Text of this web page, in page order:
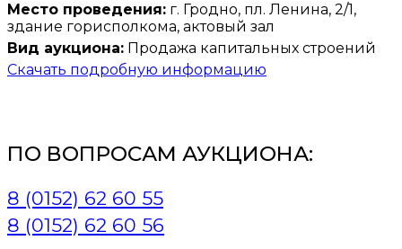
Место проведения: г. Гродно, пл. Ленина, 2/1,
здание горисполкома, актовый зал
Вид аукциона: Продажа капитальных строений
Скачать подробную информацию
ПО ВОПРОСАМ АУКЦИОНА:
8 (0152) 62 60 55
8 (0152) 62 60 56